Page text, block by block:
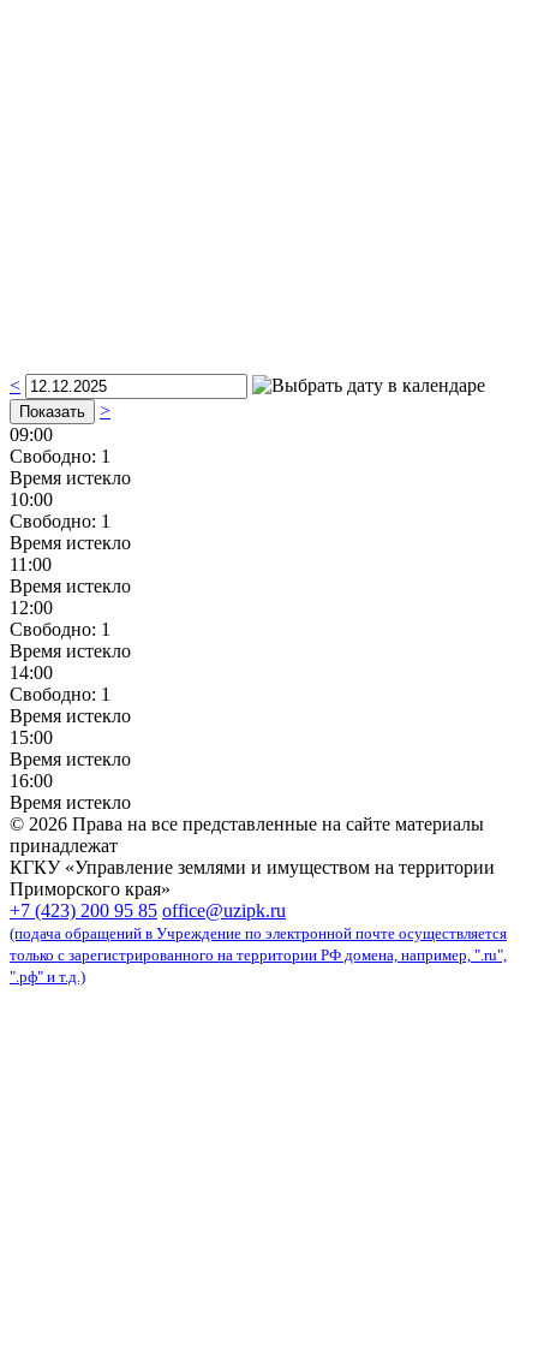
<
>
09:00
Свободно: 1
Время истекло
10:00
Свободно: 1
Время истекло
11:00
Время истекло
12:00
Свободно: 1
Время истекло
14:00
Свободно: 1
Время истекло
15:00
Время истекло
16:00
Время истекло
© 2026 Права на все представленные на сайте материалы
принадлежат
КГКУ «Управление землями и имуществом на территории
Приморского края»
+7 (423) 200 95 85 office@uzipk.ru
(подача обращений в Учреждение по электронной почте осуществляется
только с зарегистрированного на территории РФ домена, например, ".ru",
".рф" и т.д.)